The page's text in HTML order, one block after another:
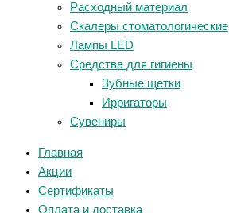
Расходный материал
Скалеры стоматологические
Лампы LED
Средства для гигиены
Зубные щетки
Ирригаторы
Сувениры
Главная
Акции
Сертификаты
Оплата и доставка